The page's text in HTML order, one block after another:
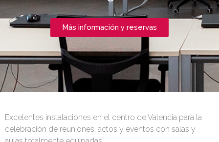
Más información y reservas
Excelentes instalaciones en el centro de Valencia para la
celebración de reuniones, actos y eventos con salas y